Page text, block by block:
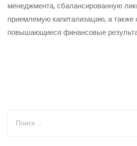
менеджмента, сбалансированную
приемлемую капитализацию, а также
повышающиеся финансовые